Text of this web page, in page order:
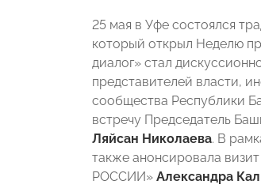
25 мая в Уфе состоялся
который открыл Неделю
диалог» стал
представителей власти,
сообщества Республики
встречу Председатель
Ляйсан Николаева. В
также анонсировала
РОССИИ» Александра